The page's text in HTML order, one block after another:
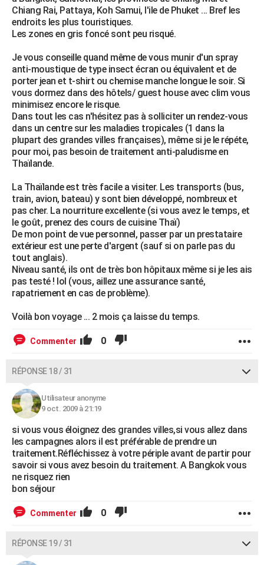
Chiang Rai, Pattaya, Koh Samui, l'ile de Phuket ... Bref les
endroits les plus touristiques.
Les zones en gris foncé sont peu risqué.
Je vous conseille quand même de vous munir d'un spray
anti-moustique de type insect écran ou équivalent et de
porter jean et t-shirt ou chemise manche longue le soir. Si
vous dormez dans des hôtels/ guest house avec clim vous
minimisez encore le risque.
Dans tout les cas n'hésitez pas à solliciter un rendez-vous
dans un centre sur les maladies tropicales (1 dans la
plupart des grandes villes françaises), même si je le répéte,
pour moi, pas besoin de traitement anti-paludisme en
Thaïlande.
La Thaïlande est très facile a visiter. Les transports (bus,
train, avion, bateau) y sont bien développé, nombreux et
pas cher. La nourriture excellente (si vous avez le temps, et
le goût, prenez des cours de cuisine Thaï)
De mon point de vue personnel, passer par un prestataire
extérieur est une perte d'argent (sauf si on parle pas du
tout anglais).
Niveau santé, ils ont de très bon hôpitaux même si je les ais
pas testé ! lol (vous, aillez une assurance santé,
rapatriement en cas de problème).
Voilà bon voyage ... 2 mois ça laisse du temps.
Commenter 0
RÉPONSE 18 / 31
Utilisateur anonyme
9 oct. 2009 à 21:19
si vous vous éloignez des grandes villes,si vous allez dans
les campagnes alors il est préférable de prendre un
traitement.Réfléchissez à votre périple avant de partir pour
savoir si vous avez besoin du traitement. A Bangkok vous
ne risquez rien
bon séjour
Commenter 0
RÉPONSE 19 / 31